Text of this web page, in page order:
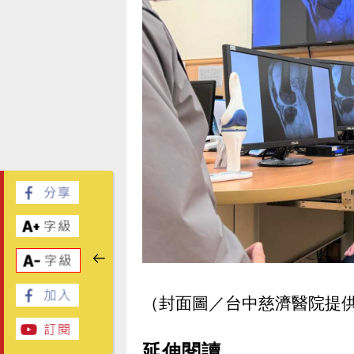
（封面圖／台中慈濟醫院提